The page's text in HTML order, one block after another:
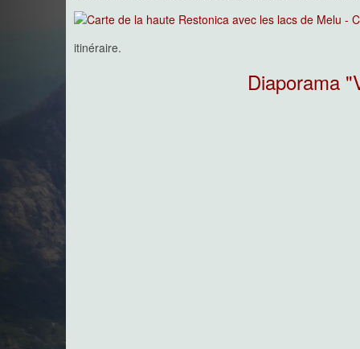
Bergeries de Belle e Buone
Un hameau de bergeries
par un sentier peu fréquenté et il faut en profiter et
delà, la remontée qui suit vers Bocca a Soglia se fait
itinéraire.
Diaporama